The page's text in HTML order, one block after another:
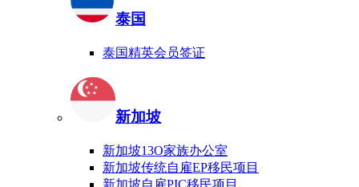
泰国
泰国精英会员签证
新加坡
新加坡13O家族办公室
新加坡传统自雇EP移民项目
新加坡自雇PIC移民项目